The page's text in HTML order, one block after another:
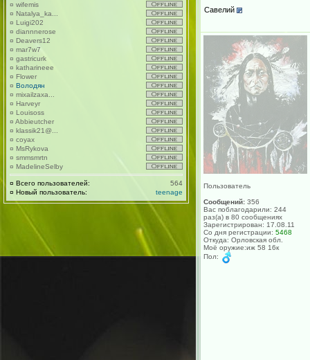
¤ wifemis
¤ Natalya_ka...
¤ Luigi202
¤ diannnerose
¤ Deavers12
¤ mar7w7
¤ gastricurk
¤ katharineee
¤ Flower
¤ Володян
¤ mixailzaxa...
¤ Harveyr
¤ Louisoss
¤ Abbieutcher
¤ klassik21@...
¤ coyax
¤ MsRykova
¤ smmsmrtn
¤ MadelineSelby
¤ Всего пользователей:
564
¤ Новый пользователь: teenage
Савелий
Пользователь
Сообщений: 356
Вас поблагодарили: 244
раз(а) в 80 сообщениях
Зарегистрирован: 17.08.11
Со дня регистрации: 5468
Откуда: Орловская обл.
Моё оружие:иж 58 16к
Пол: